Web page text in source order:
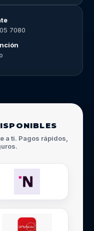
7080
a ti. Pagos rápidos,